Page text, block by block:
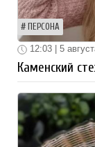
ПЕРСОНА
12:03 | 5
Каменский